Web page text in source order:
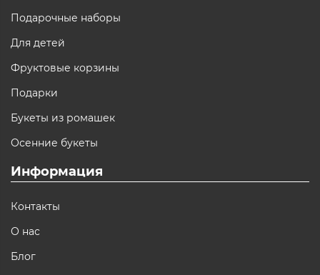
Подарочные наборы
Для детей
Фруктовые корзины
Подарки
Букеты из ромашек
Осенние букеты
Информация
Контакты
О нас
Блог